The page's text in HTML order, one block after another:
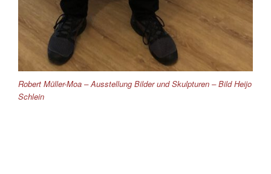
Robert Müller-Moa – Ausstellung Bilder und Skulpturen – Bild Heijo
Schlein